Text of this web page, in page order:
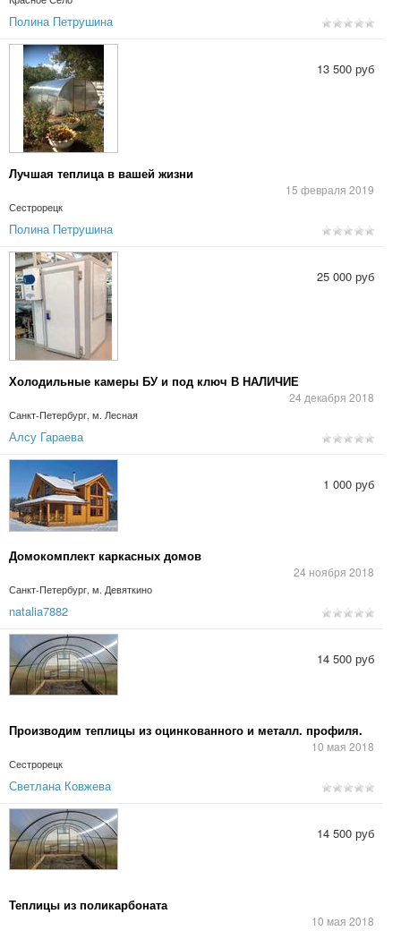
Полина Петрушина
Лучшая теплица в вашей жизни
15 февраля 2019
Сестрорецк
13 500 руб
Полина Петрушина
Холодильные камеры БУ и под ключ В НАЛИЧИЕ
24 декабря 2018
Санкт-Петербург, м. Лесная
25 000 руб
Алсу Гараева
Домокомплект каркасных домов
24 ноября 2018
Санкт-Петербург, м. Девяткино
1 000 руб
natalia7882
Производим теплицы из оцинкованного и металл. профиля.
10 мая 2018
Сестрорецк
14 500 руб
Светлана Ковжева
Теплицы из поликарбоната
10 мая 2018
14 500 руб